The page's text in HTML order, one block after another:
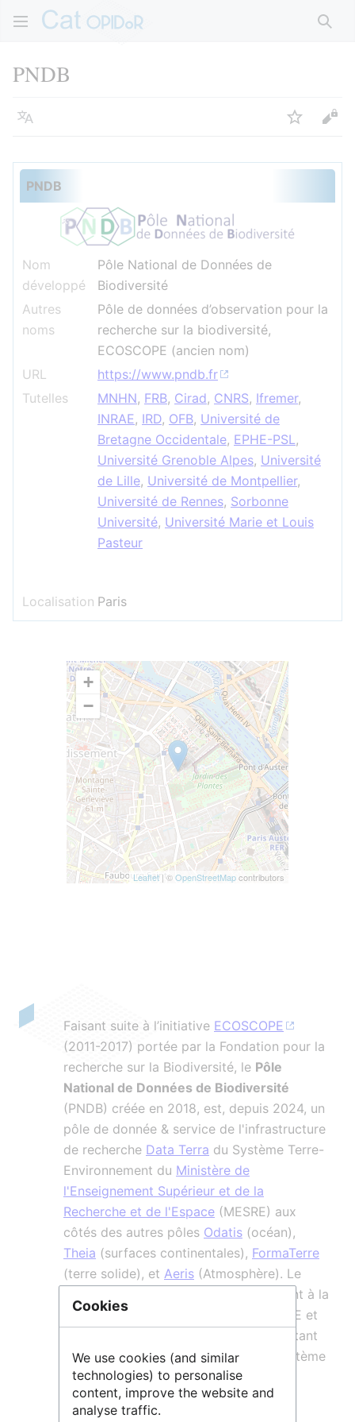
PNDB
Langue Suivre
PNDB
Nom
développé
Pôle National de Données de
Biodiversité
Autres
noms
Pôle de données d’observation pour la
recherche sur la biodiversité,
ECOSCOPE (ancien nom)
URL
https://www.pndb.fr
Tutelles
MNHN, FRB, Cirad, CNRS, Ifremer,
INRAE, IRD, OFB, Université de
Bretagne Occidentale, EPHE-PSL,
Université Grenoble Alpes, Université
de Lille, Université de Montpellier,
Université de Rennes, Sorbonne
Université, Université Marie et Louis
Pasteur
Localisation Paris
+
−
Leaflet| ©OpenStreetMapcontributors
Faisant suite à l’initiative ECOSCOPE
(2011-2017) portée par la Fondation pour la
recherche sur la Biodiversité, le Pôle
National de Données de Biodiversité
(PNDB) créée en 2018, est, depuis 2024, un
pôle de donnée & service de l'infrastructure
de recherche Data Terra du Système Terre-
Environnement du Ministère de
l'Enseignement Supérieur et de la
Recherche et de l'Espace (MESRE) aux
côtés des autres pôles Odatis (océan),
Theia (surfaces continentales), FormaTerre
(terre solide), et Aeris (Atmosphère). Le
PNDB contribue et participe activement à la
politique de Science ouverte du MESRE et
de Recherche Data Gouv (Data terra étant
centre de référence thématique du système
Terre-Environnement).
Cookies
We use cookies (and similar
technologies) to personalise
content, improve the website and
analyse traffic.